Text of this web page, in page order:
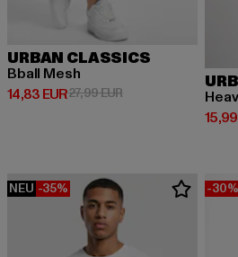
URBAN CLASSICS
Bball Mesh
14,83 EUR
Derzeitiger Preis: 14,83 EUR
27,99 EURAktionspreis: 27,99
NEU -35% -30%